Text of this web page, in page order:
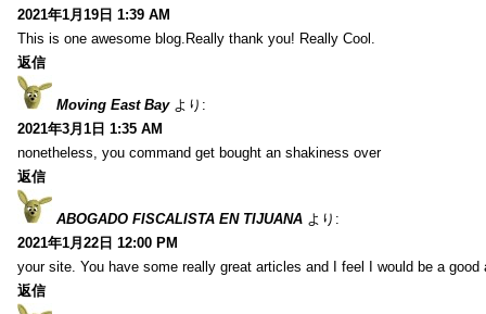
2021年1月19日 1:39 AM
This is one awesome blog.Really thank you! Really Cool.
返信
Moving East Bay より:
2021年3月1日 1:35 AM
nonetheless, you command get bought an shakiness over
返信
ABOGADO FISCALISTA EN TIJUANA より:
2021年1月22日 12:00 PM
your site. You have some really great articles and I feel I would be a good
返信